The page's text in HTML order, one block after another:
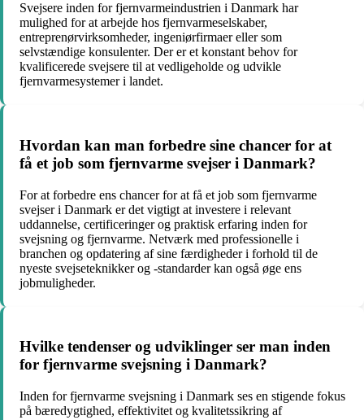
Svejsere inden for fjernvarmeindustrien i Danmark har
mulighed for at arbejde hos fjernvarmeselskaber,
entreprenørvirksomheder, ingeniørfirmaer eller som
selvstændige konsulenter. Der er et konstant behov for
kvalificerede svejsere til at vedligeholde og udvikle
fjernvarmesystemer i landet.
Hvordan kan man forbedre sine chancer for at
få et job som fjernvarme svejser i Danmark?
For at forbedre ens chancer for at få et job som fjernvarme
svejser i Danmark er det vigtigt at investere i relevant
uddannelse, certificeringer og praktisk erfaring inden for
svejsning og fjernvarme. Netværk med professionelle i
branchen og opdatering af sine færdigheder i forhold til de
nyeste svejseteknikker og -standarder kan også øge ens
jobmuligheder.
Hvilke tendenser og udviklinger ser man inden
for fjernvarme svejsning i Danmark?
Inden for fjernvarme svejsning i Danmark ses en stigende fokus
på bæredygtighed, effektivitet og kvalitetssikring af